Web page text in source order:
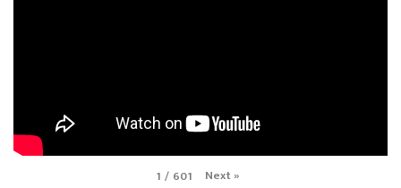
1 / 601 Next»